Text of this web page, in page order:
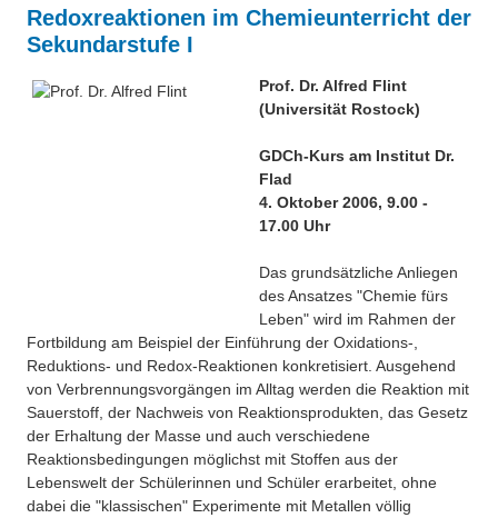
Besonderheiten
Preisrätsel
Unsere Linktipps
Redoxreaktionen im Chemieunterricht der
Sekundarstufe I
Prof. Dr. Alfred Flint
(Universität Rostock)
GDCh-Kurs am Institut Dr.
Flad
4. Oktober 2006, 9.00 -
17.00 Uhr
Das grundsätzliche Anliegen
des Ansatzes "Chemie fürs
Leben" wird im Rahmen der
Fortbildung am Beispiel der Einführung der Oxidations-,
Reduktions- und Redox-Reaktionen konkretisiert. Ausgehend
von Verbrennungsvorgängen im Alltag werden die Reaktion mit
Sauerstoff, der Nachweis von Reaktionsprodukten, das Gesetz
der Erhaltung der Masse und auch verschiedene
Reaktionsbedingungen möglichst mit Stoffen aus der
Lebenswelt der Schülerinnen und Schüler erarbeitet, ohne
dabei die "klassischen" Experimente mit Metallen völlig